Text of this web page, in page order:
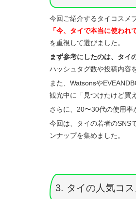
今回ご紹介するタイコスメ
「今、タイで本当に使われ
を重視して選びました。
まず参考にしたのは、タ
ハッシュタグ数や投稿内容
また、Watsonsや
観光中に「見つけたけど買
さらに、20〜30代の使用率
今回は、タイの若者のSNS
ンナップを集めました。
3. タイの人気コ